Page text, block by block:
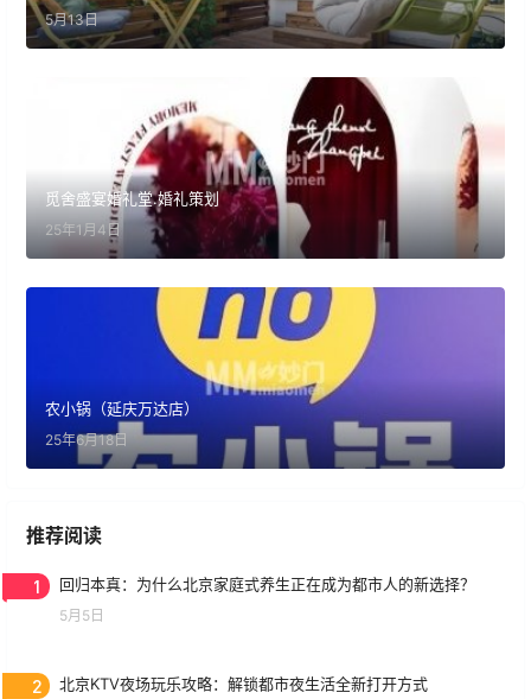
5月13日
觅舍盛宴婚礼堂.婚礼策划
25年1月4日
农小锅（延庆万达店）
25年6月18日
推荐阅读
1 回归本真：为什么北京家庭式养生正在成为都市人的新选择？
5月5日
2 北京KTV夜场玩乐攻略：解锁都市夜生活全新打开方式